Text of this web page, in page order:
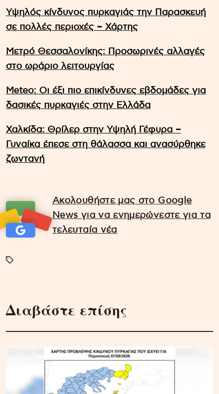
Υψηλός κίνδυνος πυρκαγιάς την Παρασκευή
σε πολλές περιοχές – Χάρτης
Μετρό Θεσσαλονίκης: Προσωρινές αλλαγές
στο ωράριο λειτουργίας
Meteo: Οι έξι πιο επικίνδυνες εβδομάδες για
δασικές πυρκαγιές στην Ελλάδα
Χαλκίδα: Θρίλερ στην Υψηλή Γέφυρα –
Γυναίκα έπεσε στη θάλασσα και ανασύρθηκε
ζωντανή
Ακολουθήστε μας στο Google
News για να ενημερώνεστε για τα
τελευταία νέα
Διαβάστε επίσης